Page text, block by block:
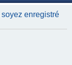
he
soyez enregistré